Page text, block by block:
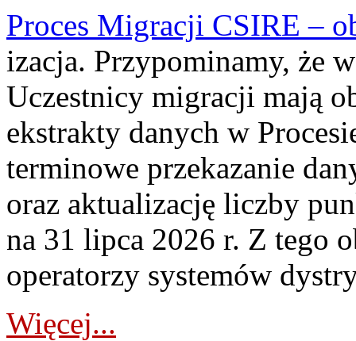
Proces Migracji CSIRE –
izacja. Przypominamy, że
Uczestnicy migracji mają
ekstrakty danych w
terminowe przekazanie
oraz aktualizację liczby
na 31 lipca 2026 r. Z tego
operatorzy systemów
Więcej...